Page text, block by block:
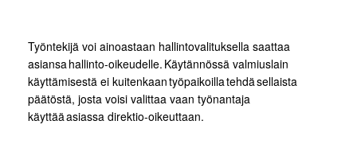
Työntekijä voi ainoastaan hallintovalituksella saattaa
asiansa hallinto-oikeudelle. Käytännössä valmiuslain
käyttämisestä ei kuitenkaan työpaikoilla tehdä sellaista
päätöstä, josta voisi valittaa vaan työnantaja
käyttää asiassa direktio-oikeuttaan.